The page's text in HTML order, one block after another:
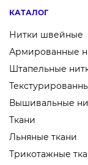
КАТАЛОГ
Нитки швейные
Армированные
Штапельные
Вышивальные
Ткани
Льняные ткани
Трикотажные